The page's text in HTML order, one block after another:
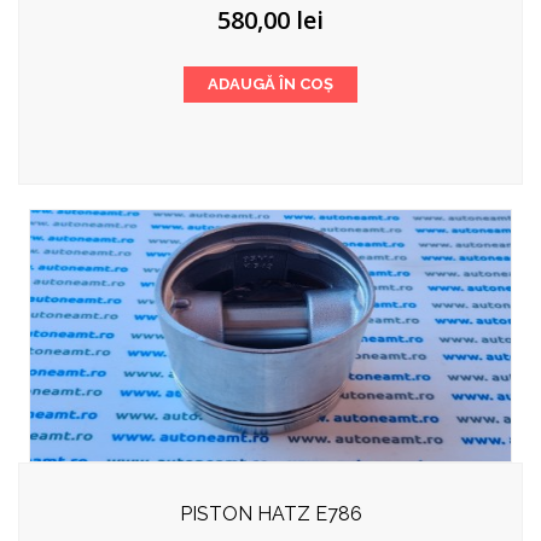
580,00 lei
ADAUGĂ ÎN COȘ
PISTON HATZ E786